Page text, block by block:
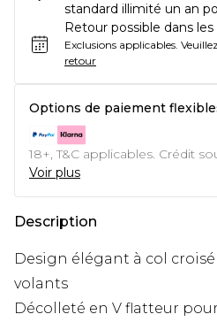
standard illimité un an
Retour possible dans
Exclusions applicables.
retour
Options de paiement
18+, T&C applicables. Crédit
Voir plus
Description
Design élégant à col
volants
Décolleté en V flatteur